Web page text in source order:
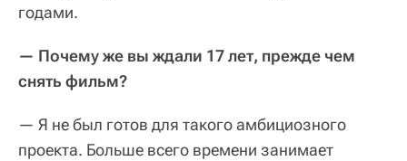
годами.
— Почему же вы ждали 17 лет, прежде чем
снять фильм?
— Я не был готов для такого амбициозного
проекта. Больше всего времени занимает